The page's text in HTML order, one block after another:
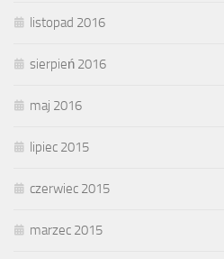
listopad 2016
sierpień 2016
maj 2016
lipiec 2015
czerwiec 2015
marzec 2015